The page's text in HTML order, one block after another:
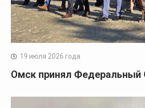
19 июля 2026 года
Омск принял Федеральный